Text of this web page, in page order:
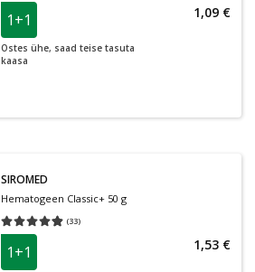
1+1
Ostes ühe, saad teise tasuta
kaasa
1,09 €
SIROMED
Hematogeen Classic+ 50 g
(33)
Keskmine hinnang 4.82
1+1 1,53 €